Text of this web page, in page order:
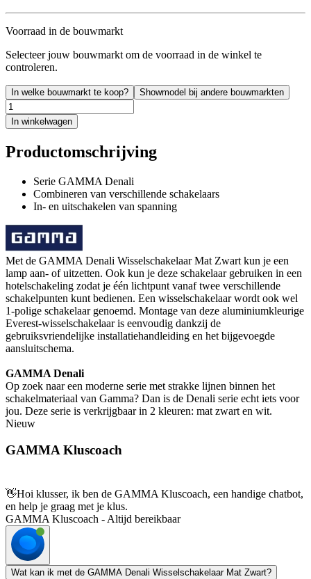
Voorraad in de bouwmarkt
Selecteer jouw bouwmarkt om de voorraad in de winkel te
controleren.
In welke bouwmarkt te koop? Showmodel bij andere bouwmarkten
In winkelwagen
Productomschrijving
Serie GAMMA Denali
Combineren van verschillende schakelaars
In- en uitschakelen van spanning
Met de GAMMA Denali Wisselschakelaar Mat Zwart kun je een
lamp aan- of uitzetten. Ook kun je deze schakelaar gebruiken in een
hotelschakeling zodat je één lichtpunt vanaf twee verschillende
schakelpunten kunt bedienen. Een wisselschakelaar wordt ook wel
1-polige schakelaar genoemd. Montage van deze aluminiumkleurige
Everest-wisselschakelaar is eenvoudig dankzij de
gebruiksvriendelijke installatiehandleiding en het bijgevoegde
aansluitschema.
GAMMA Denali
Op zoek naar een moderne serie met strakke lijnen binnen het
schakelmateriaal van Gamma? Dan is de Denali serie echt iets voor
jou. Deze serie is verkrijgbaar in 2 kleuren: mat zwart en wit.
Nieuw
GAMMA Kluscoach
👋Hoi klusser, ik ben de GAMMA Kluscoach, een handige chatbot,
en help je graag met je klus.
GAMMA Kluscoach - Altijd bereikbaar
Wat kan ik met de GAMMA Denali Wisselschakelaar Mat Zwart?